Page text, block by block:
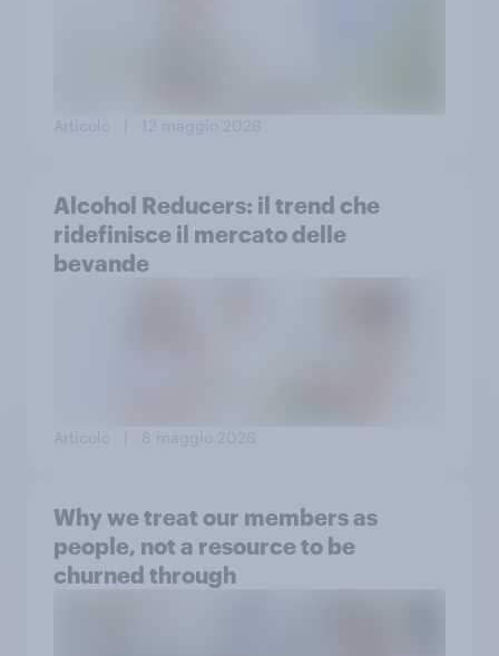
Articolo | 12 maggio 2026
Alcohol Reducers: il trend che
ridefinisce il mercato delle
bevande
Articolo | 8 maggio 2026
Why we treat our members as
people, not a resource to be
churned through